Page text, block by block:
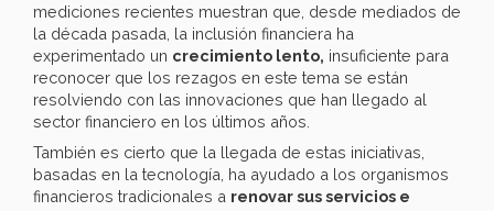
mediciones recientes muestran que, desde mediados de
la década pasada, la inclusión financiera ha
experimentado un crecimiento lento, insuficiente para
reconocer que los rezagos en este tema se están
resolviendo con las innovaciones que han llegado al
sector financiero en los últimos años.
También es cierto que la llegada de estas iniciativas,
basadas en la tecnología, ha ayudado a los organismos
financieros tradicionales a renovar sus servicios e